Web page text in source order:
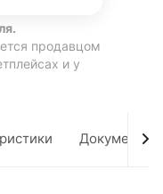
продавцом
и у
Документы